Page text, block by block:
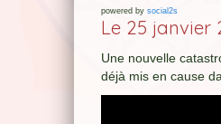
powered by social2s
Le 25 janvier
Une nouvelle
déjà mis en cause